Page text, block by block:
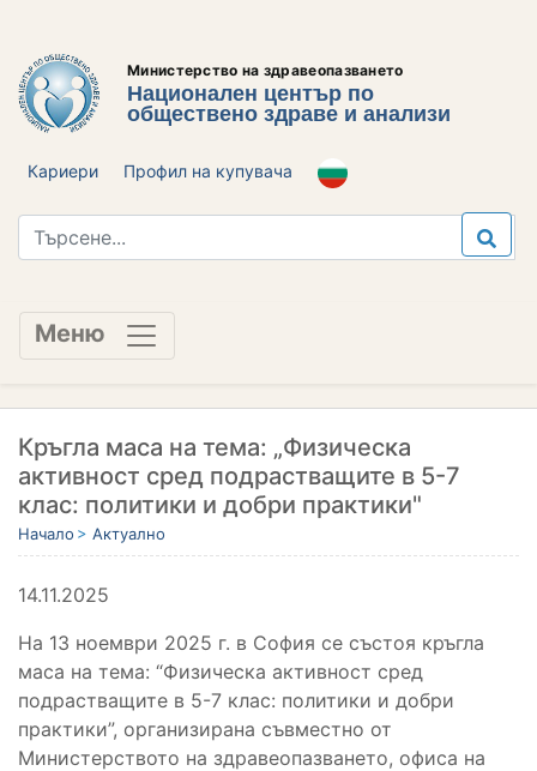
Министерство на здравеопазването
Национален център по
обществено здраве и анализи
Кариери Профил на купувача
Меню
Кръгла маса на тема: „Физическа
активност сред подрастващите в 5-7
клас: политики и добри практики"
Начало Актуално
14.11.2025
На 13 ноември 2025 г. в София се състоя кръгла
маса на тема: “Физическа активност сред
подрастващите в 5-7 клас: политики и добри
практики”, организирана съвместно от
Министерството на здравеопазването, офиса на